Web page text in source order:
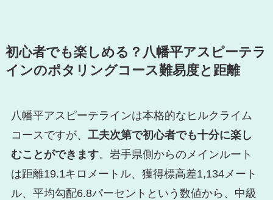
初心者でも楽しめる？八幡平アスピーテラ
インのポタリングコース難易度と距離
八幡平アスピーテラインは本格的なヒルクライム
コースですが、 工夫次第で初心者でも十分に楽し
むことができます。岩手県側からのメインルート
は距離19.1キロメートル、獲得標高差1,134メート
ル、平均勾配6.8パーセントという数値から、中級